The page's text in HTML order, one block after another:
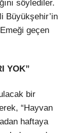
söylediler.
Büyükşehir’in
geçen
YOK”
bir
“Hayvan
haftaya